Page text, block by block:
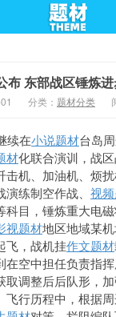
布 东部战区锤炼
分类： 题材分类
续在小说题材台岛
材化联合演训，战
击机、加油机、烦
演练制空作战、 视
科目，锤炼重大电磁
视题材地区地域某
飞，战机挂作文题材
在空中担任负责指
取调整后后队形，
飞行历程中， 根据